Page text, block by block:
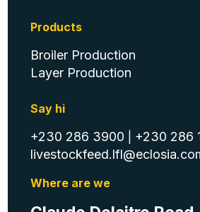
Products
Broiler Production
Layer Production
Say hi
+230 286 3900
+230 286
Where are we